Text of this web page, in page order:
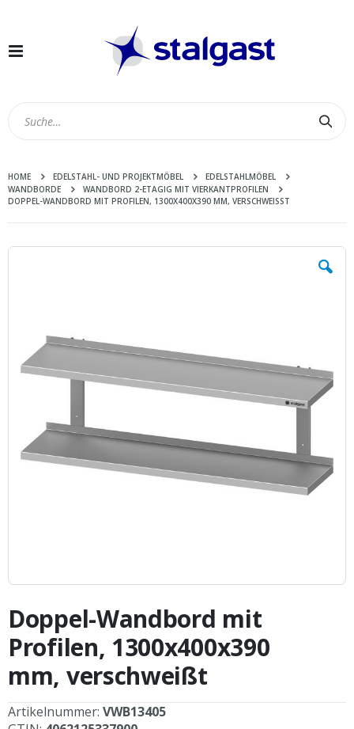
Navigation
HOME EDELSTAHL- UND PROJEKTMÖBEL
EDELSTAHLMÖBEL
WANDBORDE
WANDBORD 2-ETAGIG MIT VIERKANTPROFILEN
DOPPEL-WANDBORD MIT PROFILEN, 1300X400X390 MM, VERSCHWEISST
Zum
Anfang
der
Bildergalerie
springen
Doppel-Wandbord mit
Profilen, 1300x400x390
mm, verschweißt
Artikelnummer: VWB13405